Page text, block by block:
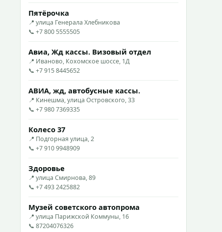
Пятёрочка
📍 улица Генерала Хлебникова
📞 +7 800 5555505
Авиа, Жд кассы. Визовый отдел
📍 Иваново, Кохомское шоссе, 1Д
📞 +7 915 8445652
АВИА, жд, автобусные кассы.
📍 Кинешма, улица Островского, 33
📞 +7 980 7369335
Колесо 37
📍 Подгорная улица, 2
📞 +7 910 9948909
Здоровье
📍 улица Смирнова, 89
📞 +7 493 2425882
Музей советского автопрома
📍 улица Парижской Коммуны, 16
📞 87204076326